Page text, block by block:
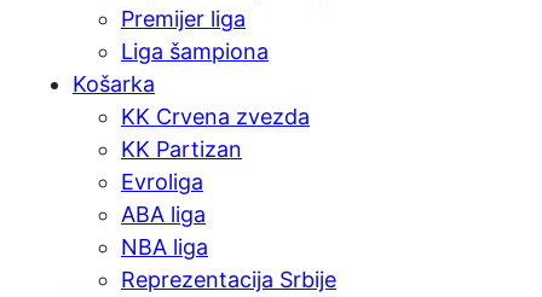
Premijer liga
Liga šampiona
Košarka
KK Crvena zvezda
KK Partizan
Evroliga
ABA liga
NBA liga
Reprezentacija Srbije